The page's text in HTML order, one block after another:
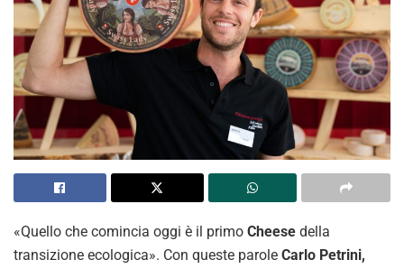
«Quello che comincia oggi è il primo Cheese della
transizione ecologica». Con queste parole Carlo Petrini,